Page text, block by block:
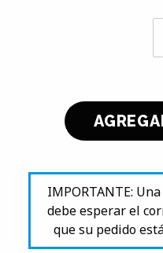
IMPORTANTE:
debe esperar el
que su pedido